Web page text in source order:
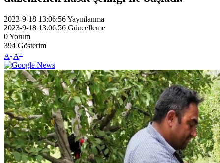
2023-9-18 13:06:56Yayınlanma
2023-9-18 13:06:56 Güncelleme
0Yorum
394 Gösterim
A- A+